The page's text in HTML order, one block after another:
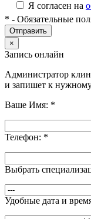
Я согласен на
* - Обязательные
×
Запись онлайн
Администратор
и запишет к
Ваше Имя: *
Телефон: *
Выбрать
Удобные дата и